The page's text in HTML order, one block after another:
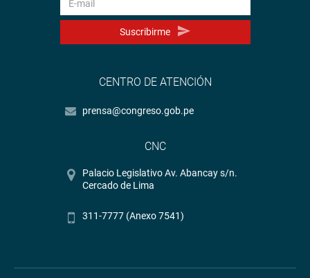
Suscribirme
CENTRO DE ATENCIÓN
prensa@congreso.gob.pe
CNC
Palacio Legislativo Av. Abancay s/n.
Cercado de Lima
311-7777 (Anexo 7541)